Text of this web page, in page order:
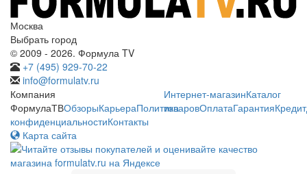
Москва
Выбрать город
© 2009 - 2026. Формула TV
+7 (495) 929-70-22
info@formulatv.ru
Компания
ФормулаТВОбзорыКарьераПолитика
конфиденциальностиКонтакты
Интернет-магазинКаталог
товаровОплатаГарантияКредит
Карта сайта